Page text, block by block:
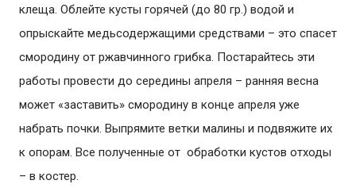
клеща. Облейте кусты горячей (до 80 гр.) водой и
опрыскайте медьсодержащими средствами – это спасет
смородину от ржавчинного грибка. Постарайтесь эти
работы провести до середины апреля – ранняя весна
может «заставить» смородину в конце апреля уже
набрать почки. Выпрямите ветки малины и подвяжите их
к опорам. Все полученные от обработки кустов отходы
– в костер.